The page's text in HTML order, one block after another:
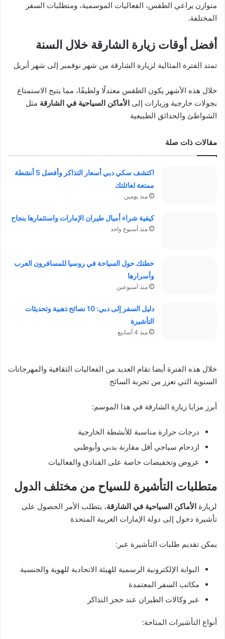
متوازن يراعي الطقس، الفعاليات الموسمية، ومتطلبات السفر
المختلفة.
أفضل أوقات زيارة الشارقة خلال السنة
تمتد الفترة المثالية لزيارة الشارقة من شهر نوفمبر إلى شهر أبريل
خلال هذه الأشهر يكون الطقس معتدلًا ولطيفًا، مما يتيح الاستمتاع
بجولات خارجية وزيارات إلى الأماكن السياحية في الشارقة مثل
الشواطئ والحدائق الطبيعية
مقالات ذات صلة
اكتشف سكي دبي أسعار التذاكر وأفضل 5 أنشطة
ممتعة لعائلتك
منذ يومين
كيفية شراء أميال طيران الإمارات واستثمارها بنجاح
منذ أسبوع واحد
خطتك حول السياحة في روسيا للمسافرون العرب
وأسرارها
منذ أسبوعين
دليل السفر إلى دبي: 10 نصائح ذهبية وتحديثات
التأشيرة
منذ 4 أسابيع
خلال هذه الفترة أيضا تقام العديد من الفعاليات الثقافية والمهرجانات
السنوية التي تعزز من تجربة السائح
أبرز مزايا زيارة الشارقة في هذا الموسم:
درجات حرارة مناسبة للأنشطة الخارجية
ازدحام سياحي أقل مقارنة بدبي وأبوظبي
عروض وتخفيضات خاصة على الفنادق والفعاليات
متطلبات التأشيرة للسياح من مختلف الدول
لزيارة الأماكن السياحية في الشارقة، يتطلب الأمر الحصول على
تأشيرة دخول إلى دولة الإمارات العربية المتحدة
يمكن تقديم طلبات التأشيرة عبر:
البوابة الإلكترونية الرسمية للهيئة الاتحادية للهوية والجنسية
مكاتب السفر المعتمدة
عبر وكالات الطيران عند حجز التذاكر
أنواع التأشيرات المتاحة: